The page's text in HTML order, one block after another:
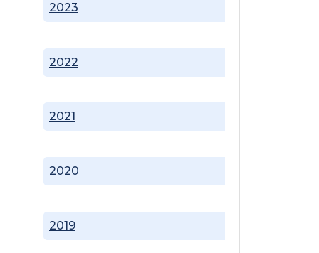
2019
2020
2021
2022
2023